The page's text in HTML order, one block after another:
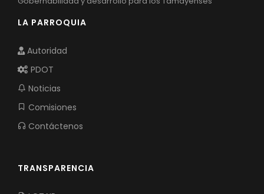
LA PARROQUIA
Autoridad
PDOT
Noticias
Comisiones
Contáctenos
TRANSPARENCIA